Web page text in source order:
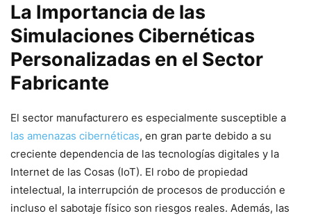
La Importancia de las
Simulaciones Cibernéticas
Personalizadas en el ⁤Sector
Fabricante
El sector manufacturero es especialmente susceptible a
las amenazas cibernéticas, en gran parte debido a su
creciente dependencia de las tecnologías digitales y la
Internet ⁢de las Cosas (IoT). El robo de propiedad
intelectual, la interrupción de procesos de producción e
incluso el sabotaje físico son⁣ riesgos reales. Además, las